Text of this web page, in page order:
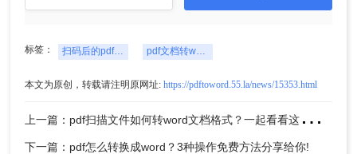
标签： 扫码后的pdf文档怎么转word pdf文档转word
本文为原创，转载请注明原网址: https://pdftoword.55.la/news/15353.html
上
一篇：pdf扫描文件如何转word文档格式？一起看看这两种转换方法吧！
下一篇：pdf怎么转换成word？3种操作免费方法分享给你!